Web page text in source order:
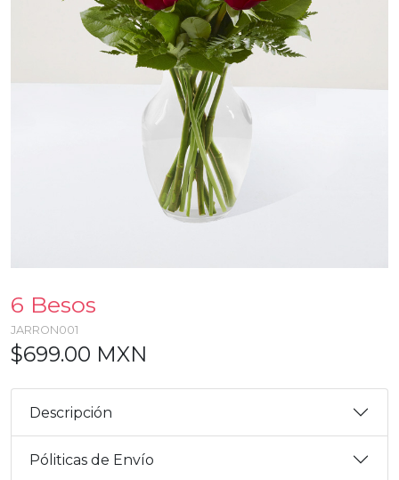
6 Besos
JARRON001
$699.00 MXN
Descripción
Póliticas de Envío